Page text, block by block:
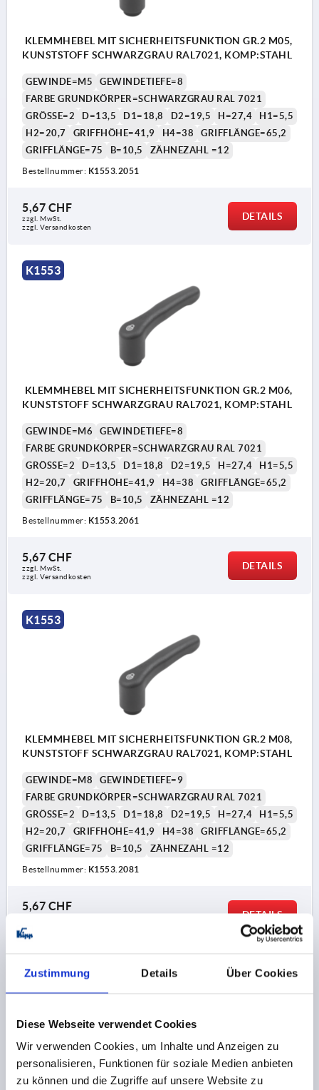
Zustimmung Details Über Cookies
Diese Webseite verwendet Cookies
Wir verwenden Cookies, um Inhalte und Anzeigen zu
personalisieren, Funktionen für soziale Medien anbieten
zu können und die Zugriffe auf unsere Website zu
KLEMMHEBEL MIT SICHERHEITSFUNKTION GR.2 M05,
KUNSTSTOFF SCHWARZGRAU RAL7021, KOMP:STAHL
GEWINDE=M5
GEWINDETIEFE=8
FARBE GRUNDKÖRPER=SCHWARZGRAU RAL 7021
GRÖSSE=2
D=13,5 D1=18,8 D2=19,5 H=27,4
H1=5,5
H2=20,7
GRIFFHÖHE=41,9 H4=38
GRIFFLÄNGE=65,2
GRIFFLÄNGE=75
B=10,5 ZÄHNEZAHL =12
Bestellnummer: K1553.2051
5,67 CHF
zzgl. MwSt.
zzgl. Versandkosten
DETAILS
K1553
KLEMMHEBEL MIT SICHERHEITSFUNKTION GR.2 M06,
KUNSTSTOFF SCHWARZGRAU RAL7021, KOMP:STAHL
GEWINDE=M6
GEWINDETIEFE=8
FARBE GRUNDKÖRPER=SCHWARZGRAU RAL 7021
GRÖSSE=2
D=13,5 D1=18,8 D2=19,5 H=27,4
H1=5,5
H2=20,7
GRIFFHÖHE=41,9 H4=38
GRIFFLÄNGE=65,2
GRIFFLÄNGE=75
B=10,5 ZÄHNEZAHL =12
Bestellnummer: K1553.2061
5,67 CHF
zzgl. MwSt.
zzgl. Versandkosten
DETAILS
K1553
KLEMMHEBEL MIT SICHERHEITSFUNKTION GR.2 M08,
KUNSTSTOFF SCHWARZGRAU RAL7021, KOMP:STAHL
GEWINDE=M8
GEWINDETIEFE=9
FARBE GRUNDKÖRPER=SCHWARZGRAU RAL 7021
GRÖSSE=2
D=13,5 D1=18,8 D2=19,5 H=27,4
H1=5,5
H2=20,7
GRIFFHÖHE=41,9 H4=38
GRIFFLÄNGE=65,2
GRIFFLÄNGE=75
B=10,5 ZÄHNEZAHL =12
Bestellnummer: K1553.2081
5,67 CHF
DETAILS
K1553